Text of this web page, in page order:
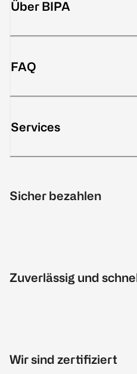
Über BIPA
FAQ
Services
Sicher bezahlen
Zuverlässig und
Wir sind zertifiziert